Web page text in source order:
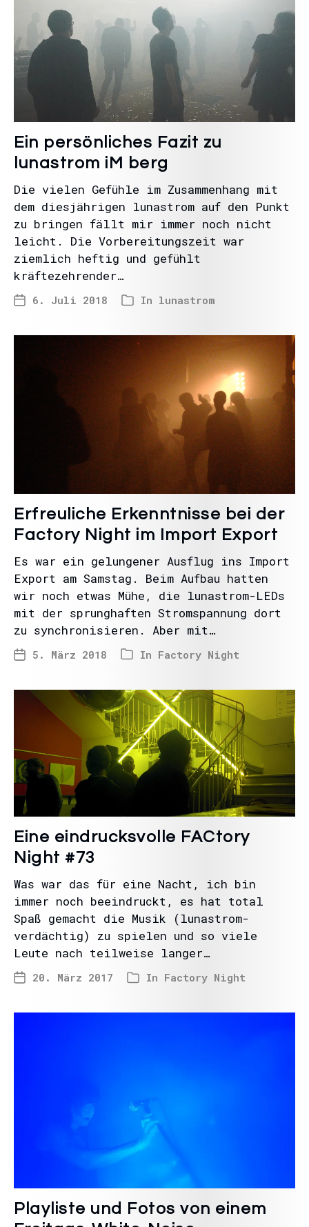
Ein persönliches Fazit zu
lunastrom iM berg
Die vielen Gefühle im Zusammenhang mit
dem diesjährigen lunastrom auf den Punkt
zu bringen fällt mir immer noch nicht
leicht. Die Vorbereitungszeit war
ziemlich heftig und gefühlt
kräftezehrender…
6. Juli 2018 In lunastrom
Erfreuliche Erkenntnisse bei der
Factory Night im Import Export
Es war ein gelungener Ausflug ins Import
Export am Samstag. Beim Aufbau hatten
wir noch etwas Mühe, die lunastrom-LEDs
mit der sprunghaften Stromspannung dort
zu synchronisieren. Aber mit…
5. März 2018 In Factory Night
Eine eindrucksvolle FACtory
Night #73
Was war das für eine Nacht, ich bin
immer noch beeindruckt, es hat total
Spaß gemacht die Musik (lunastrom-
verdächtig) zu spielen und so viele
Leute nach teilweise langer…
20. März 2017 In Factory Night
Playliste und Fotos von einem